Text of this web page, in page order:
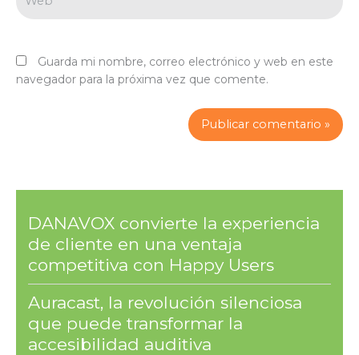
Guarda mi nombre, correo electrónico y web en este
navegador para la próxima vez que comente.
DANAVOX convierte la experiencia
de cliente en una ventaja
competitiva con Happy Users
Auracast, la revolución silenciosa
que puede transformar la
accesibilidad auditiva